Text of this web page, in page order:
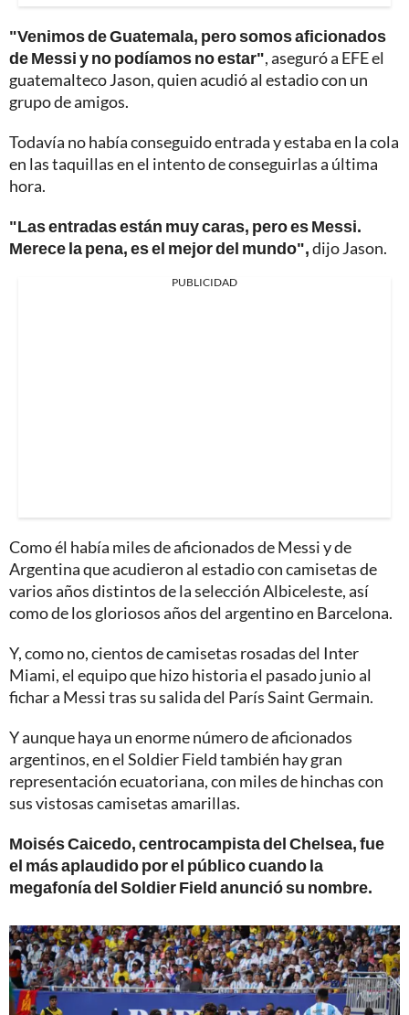
"Venimos de Guatemala, pero somos aficionados
de Messi y no podíamos no estar", aseguró a EFE el
guatemalteco Jason, quien acudió al estadio con un
grupo de amigos.
Todavía no había conseguido entrada y estaba en la cola
en las taquillas en el intento de conseguirlas a última
hora.
"Las entradas están muy caras, pero es Messi.
Merece la pena, es el mejor del mundo",dijo Jason.
PUBLICIDAD
Como él había miles de aficionados de Messi y de
Argentina que acudieron al estadio con camisetas de
varios años distintos de la selección Albiceleste, así
como de los gloriosos años del argentino en Barcelona.
Y, como no, cientos de camisetas rosadas del Inter
Miami, el equipo que hizo historia el pasado junio al
fichar a Messi tras su salida del París Saint Germain.
Y aunque haya un enorme número de aficionados
argentinos, en el Soldier Field también hay gran
representación ecuatoriana, con miles de hinchas con
sus vistosas camisetas amarillas.
Moisés Caicedo, centrocampista del Chelsea, fue
el más aplaudido por el público cuando la
megafonía del Soldier Field anunció su nombre.